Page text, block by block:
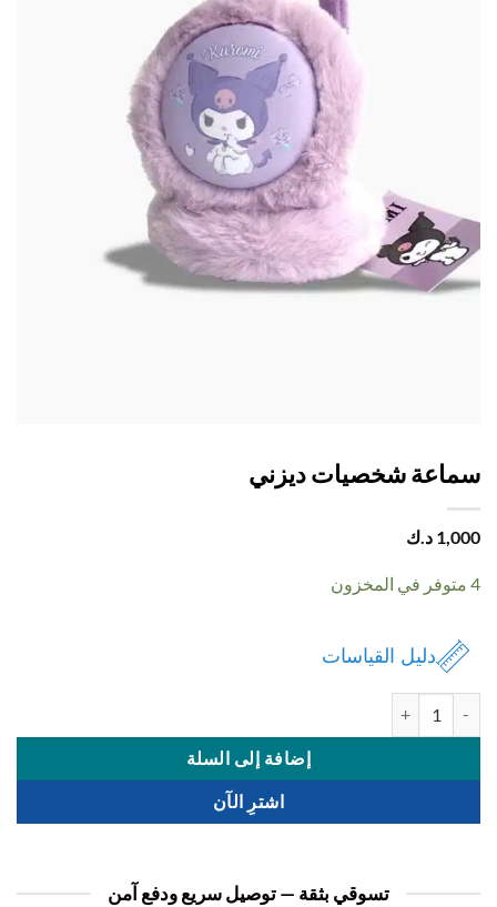
شخصيات ديزني
د.ك
دليل القياسات
إضافة إلى السلة
اشترِ الآن
تسوقي بثقة — توصيل سريع ودفع آمن